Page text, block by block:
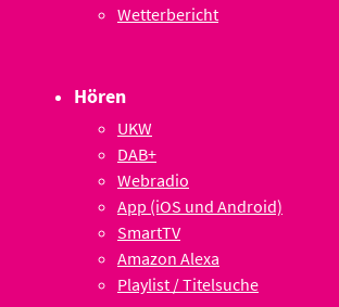
Wetterbericht
Hören
UKW
DAB+
Webradio
App (iOS und Android)
SmartTV
Amazon Alexa
Playlist / Titelsuche